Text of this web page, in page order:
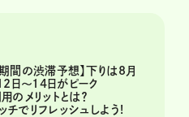
間の渋滞予想】下りは8月
日～14日がピーク
メリットとは？
チでリフレッシュしよう!